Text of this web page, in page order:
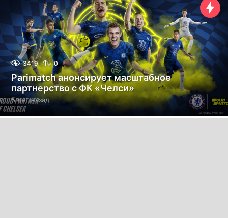
3419 0
Parimatch анонсирует масштабное
партнерство с ФК «Челси»
5 лет назад5
е